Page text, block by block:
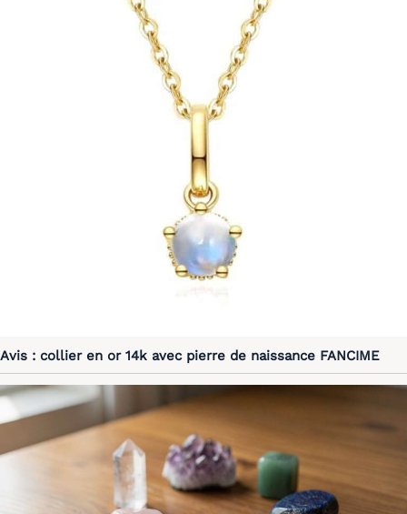
Avis : collier en or 14k avec pierre de naissance FANCIME